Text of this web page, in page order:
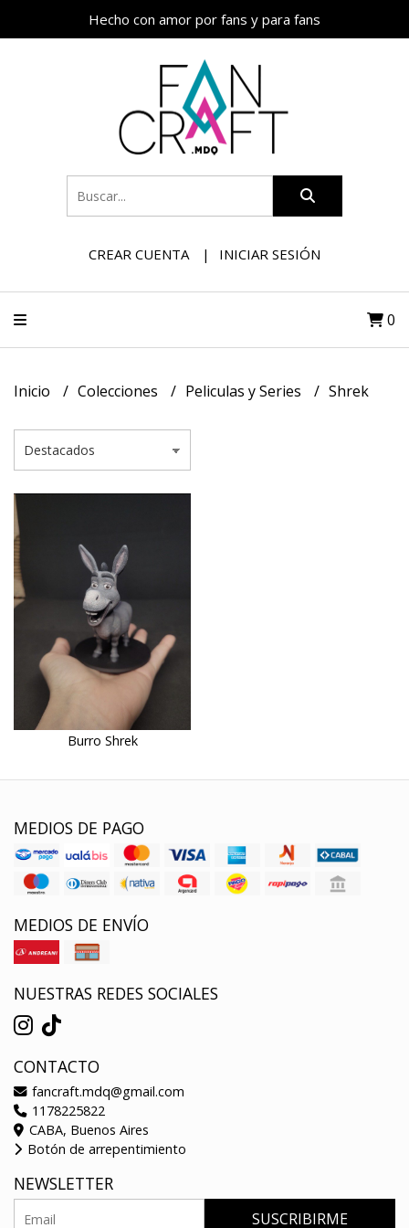
Hecho con amor por fans y para fans
CREAR CUENTA INICIAR SESIÓN
0
Inicio Colecciones Peliculas y Series Shrek
Burro Shrek
MEDIOS DE PAGO
MEDIOS DE ENVÍO
NUESTRAS REDES SOCIALES
CONTACTO
fancraft.mdq@gmail.com
1178225822
CABA, Buenos Aires
Botón de arrepentimiento
NEWSLETTER
SUSCRIBIRME